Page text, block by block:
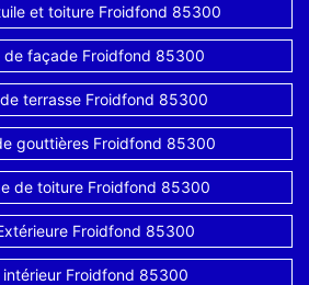
et toiture Froidfond 85300
de façade Froidfond 85300
terrasse Froidfond 85300
gouttières Froidfond 85300
de toiture Froidfond 85300
Froidfond 85300
intérieur Froidfond 85300